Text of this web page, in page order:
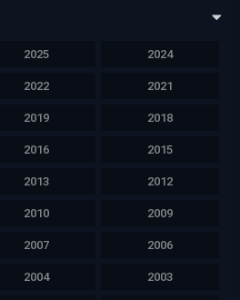
2025 2024
2022 2021
2019 2018
2016 2015
2013 2012
2010 2009
2007 2006
2004 2003